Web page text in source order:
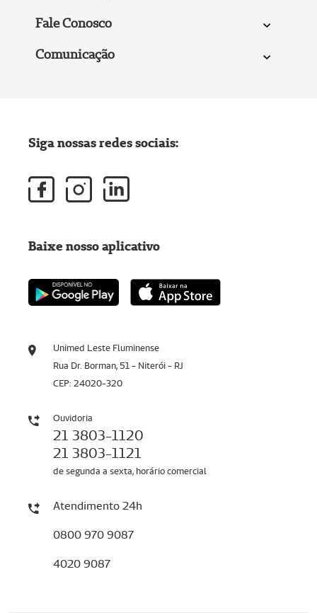
Fale Conosco
Comunicação
Unimed Leste Fluminense
Rua Dr. Borman, 51 - Niterói - RJ
CEP: 24020-320
Ouvidoria
21 3803-1120
21 3803-1121
de segunda a sexta, horário comercial
Atendimento 24h
0800 970 9087
4020 9087
Siga nossas redes sociais:
Baixe nosso aplicativo